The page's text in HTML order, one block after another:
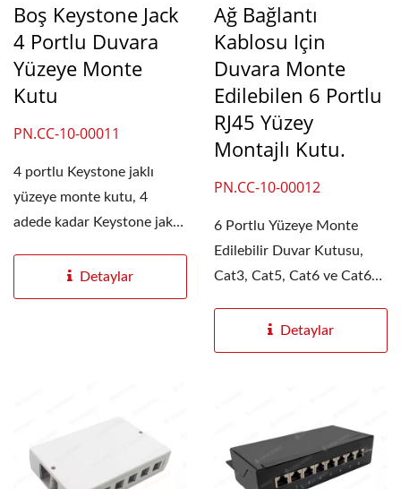
Boş Keystone Jack
4 Portlu Duvara
Yüzeye Monte
Kutu
PN.CC-10-00011
4 portlu Keystone jaklı
yüzeye monte kutu, 4
adede kadar Keystone jak
Detaylar
Ağ Bağlantı
Kablosu Için
Duvara Monte
Edilebilen 6 Portlu
RJ45 Yüzey
Montajlı Kutu.
PN.CC-10-00012
6 Portlu Yüzeye Monte
Edilebilir Duvar Kutusu,
Cat3, Cat5, Cat6 ve Cat6a
Detaylar